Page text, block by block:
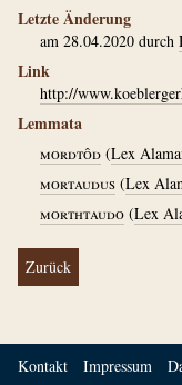
Letzte Änderung
am 28.04.2020 durch
Link
http://
Lemmata
mordtôd (Lex
mortaudus (Lex
morthtaudo (Lex
Zurück
Kontakt Impressum